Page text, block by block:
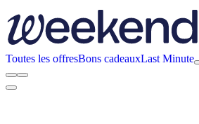
Toutes les offresBons cadeauxLast Minute